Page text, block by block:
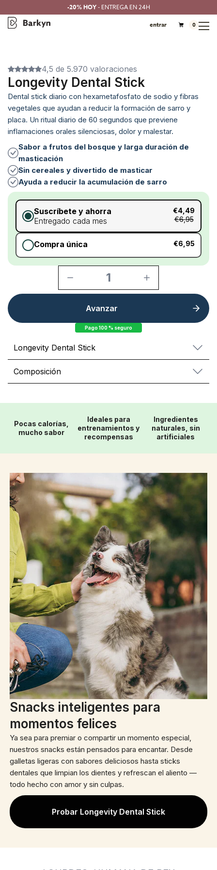
-20% HOY- ENTREGA EN 24H
entrar 0
4,5 de 5.970 valoraciones
Longevity Dental Stick
Dental stick diario con hexametafosfato de sodio y fibras
vegetales que ayudan a reducir la formación de sarro y
placa. Un ritual diario de 60 segundos que previene
inflamaciones orales silenciosas, dolor y malestar.
Sabor a frutos del bosque y larga duración de
masticación
Sin cereales y divertido de masticar
Ayuda a reducir la acumulación de sarro
Suscríbete y ahorra
Entregado cada mes
€4,49
€6,95
Compra única €6,95
1
Avanzar
Pago 100 % seguro
Longevity Dental Stick
Composición
Pocas calorías,
mucho sabor
Ideales para
entrenamientos y
recompensas
Ingredientes
naturales, sin
artificiales
Snacks inteligentes para
momentos felices
Ya sea para premiar o compartir un momento especial,
nuestros snacks están pensados para encantar. Desde
galletas ligeras con sabores deliciosos hasta sticks
dentales que limpian los dientes y refrescan el aliento —
todo hecho con amor y sin culpas.
Probar Longevity Dental Stick